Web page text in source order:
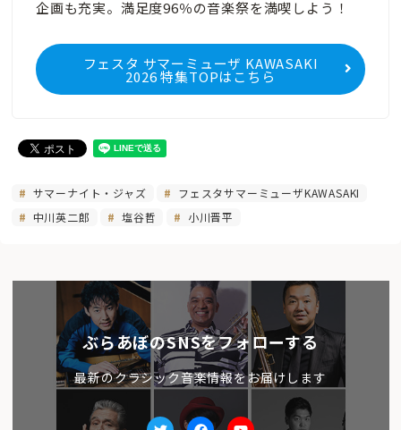
企画も充実。満足度96％の音楽祭を満喫しよう！
フェスタ サマーミューザ KAWASAKI
2026 特集TOPはこちら
サマーナイト・ジャズ
フェスタサマーミューザKAWASAKI
中川英二郎
塩谷哲 小川晋平
ぶらあぼのSNSをフォローする
最新のクラシック音楽情報をお届けします